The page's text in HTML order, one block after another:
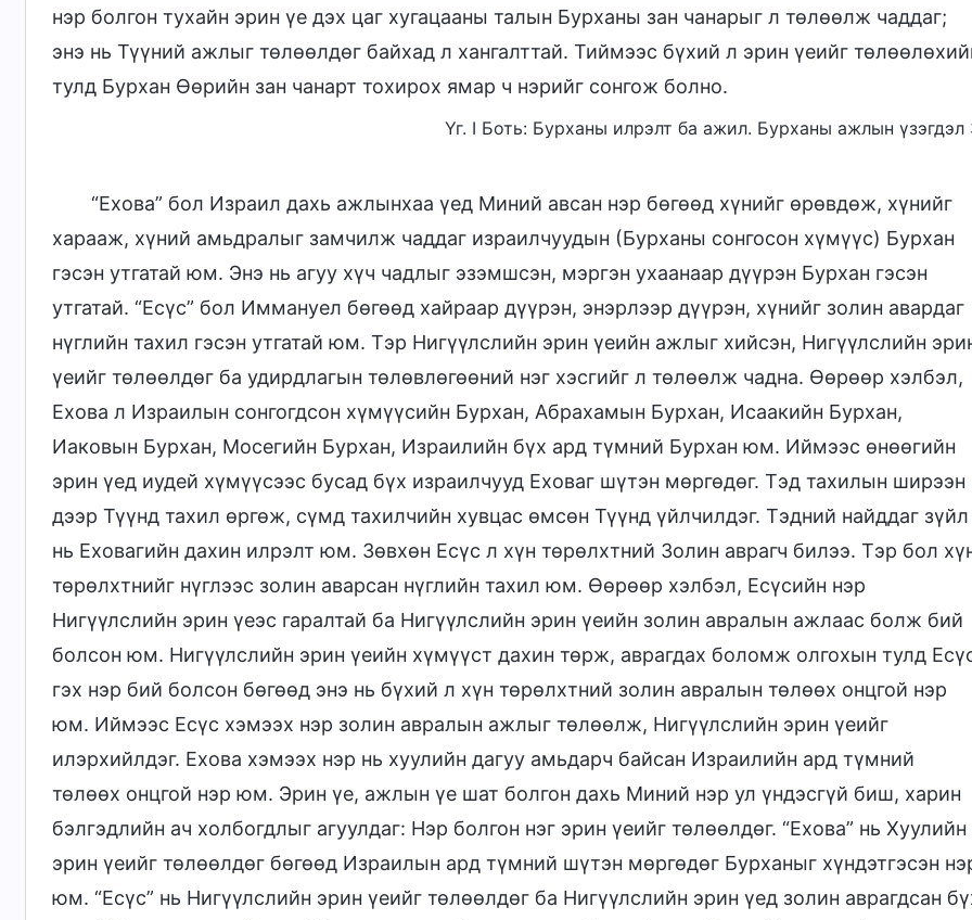
нэр болгон тухайн эрин үе дэх цаг хугацааны талын Бурханы зан чанарыг л төлөөлж чаддаг;
энэ нь Түүний ажлыг төлөөлдөг байхад л хангалттай. Тиймээс бүхий л эрин үеийг
тулд Бурхан Өөрийн зан чанарт тохирох ямар ч нэрийг сонгож болно.
Үг. I Боть: Бурханы илрэлт ба ажил. Бурханы ажлын үзэгдэл
“Ехова” бол Израил дахь ажлынхаа үед Миний авсан нэр бөгөөд хүнийг өрөвдөж, хүнийг
харааж, хүний амьдралыг замчилж чаддаг израилчуудын (Бурханы сонгосон хүмүүс) Бурхан
гэсэн утгатай юм. Энэ нь агуу хүч чадлыг эзэмшсэн, мэргэн ухаанаар дүүрэн Бурхан гэсэн
утгатай. “Есүс” бол Иммануел бөгөөд хайраар дүүрэн, энэрлээр дүүрэн, хүнийг золин авардаг
нүглийн тахил гэсэн утгатай юм. Тэр Нигүүлслийн эрин үеийн ажлыг хийсэн, Нигүүлслийн
үеийг төлөөлдөг ба удирдлагын төлөвлөгөөний нэг хэсгийг л төлөөлж чадна. Өөрөөр хэлбэл,
Ехова л Израилын сонгогдсон хүмүүсийн Бурхан, Абрахамын Бурхан, Исаакийн Бурхан,
Иаковын Бурхан, Мосегийн Бурхан, Израилийн бүх ард түмний Бурхан юм. Иймээс өнөөгийн
эрин үед иудей хүмүүсээс бусад бүх израилчууд Еховаг шүтэн мөргөдөг. Тэд тахилын ширээн
дээр Түүнд тахил өргөж, сүмд тахилчийн хувцас өмсөн Түүнд үйлчилдэг. Тэдний найддаг зүйл
нь Еховагийн дахин илрэлт юм. Зөвхөн Есүс л хүн төрөлхтний Золин аврагч билээ. Тэр бол
төрөлхтнийг нүглээс золин аварсан нүглийн тахил юм. Өөрөөр хэлбэл, Есүсийн нэр
Нигүүлслийн эрин үеэс гаралтай ба Нигүүлслийн эрин үеийн золин авралын ажлаас болж бий
болсон юм. Нигүүлслийн эрин үеийн хүмүүст дахин төрж, аврагдах боломж олгохын тулд
гэх нэр бий болсон бөгөөд энэ нь бүхий л хүн төрөлхтний золин авралын төлөөх онцгой нэр
юм. Иймээс Есүс хэмээх нэр золин авралын ажлыг төлөөлж, Нигүүлслийн эрин үеийг
илэрхийлдэг. Ехова хэмээх нэр нь хуулийн дагуу амьдарч байсан Израилийн ард түмний
төлөөх онцгой нэр юм. Эрин үе, ажлын үе шат болгон дахь Миний нэр ул үндэсгүй биш, харин
бэлгэдлийн ач холбогдлыг агуулдаг: Нэр болгон нэг эрин үеийг төлөөлдөг. “Ехова” нь Хуулийн
эрин үеийг төлөөлдөг бөгөөд Израилын ард түмний шүтэн мөргөдөг Бурханыг хүндэтгэсэн
юм. “Есүс” нь Нигүүлслийн эрин үеийг төлөөлдөг ба Нигүүлслийн эрин үед золин аврагдсан